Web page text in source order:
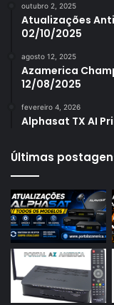
outubro 2, 2025
Atualizações
02/10/2025
agosto 12, 2025
Azamerica
12/08/2025
fevereiro 4, 2026
Alphasat TX AI
Últimas